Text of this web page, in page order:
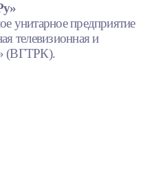
унитарное предприятие
телевизионная и
(ВГТРК).